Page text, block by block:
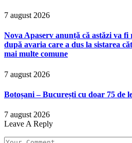
7 august 2026
Nova Apaserv anunță că astăzi va
după avaria care a dus la sistarea
mai multe comune
7 august 2026
Botoșani – București cu doar 75 de
7 august 2026
Leave A Reply